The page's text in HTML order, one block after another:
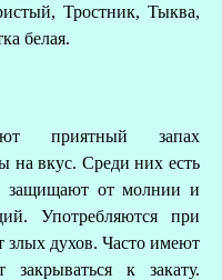
Тростник, Тыква,
белая.
приятный запах
на вкус. Среди них есть
защищают от молнии и
Употребляются при
злых духов. Часто имеют
к закату.